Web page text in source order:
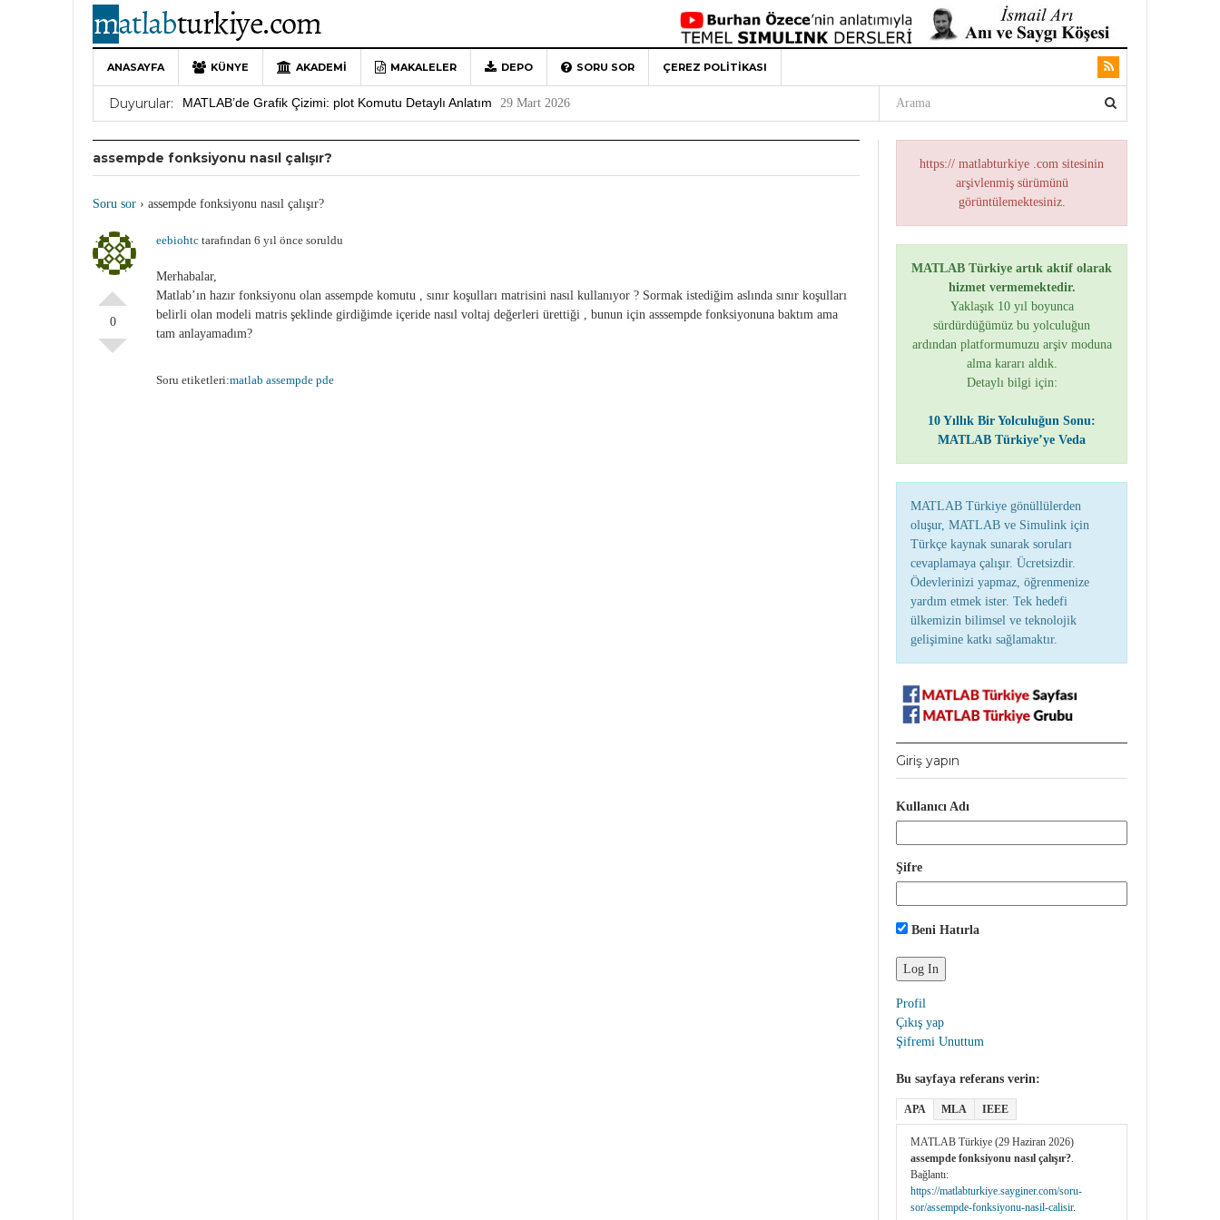
ANASAYFA KÜNYE AKADEMI MAKALELER DEPO SORU SOR ÇEREZ POLITIKASI
Duyurular:
10 Yıllık Bir Yolculuğun Sonu: MATLAB Türkiye’ye Veda 4 Mayıs 2026
MATLAB’de Grafik Çizimi: plot Komutu Detaylı Anlatım 29 Mart 2026
MATLAB Türkiye Live Editor Kullanım Rehberi
assempde fonksiyonu nasıl çalışır?
Soru sor › assempde fonksiyonu nasıl çalışır?
0
eebiohtc tarafından 6 yıl önce soruldu
Merhabalar,
Matlab’ın hazır fonksiyonu olan assempde komutu , sınır koşulları matrisini nasıl kullanıyor ? Sormak istediğim aslında sınır koşulları
belirli olan modeli matris şeklinde girdiğimde içeride nasıl voltaj değerleri ürettiği , bunun için asssempde fonksiyonuna baktım ama
tam anlayamadım?
Soru etiketleri:matlab assempde pde
https:// matlabturkiye .com sitesinin
arşivlenmiş sürümünü
görüntülemektesiniz.
MATLAB Türkiye artık aktif olarak
hizmet vermemektedir.
Yaklaşık 10 yıl boyunca
sürdürdüğümüz bu yolculuğun
ardından platformumuzu arşiv moduna
alma kararı aldık.
Detaylı bilgi için:
10 Yıllık Bir Yolculuğun Sonu:
MATLAB Türkiye’ye Veda
MATLAB Türkiye gönüllülerden
oluşur, MATLAB ve Simulink için
Türkçe kaynak sunarak soruları
cevaplamaya çalışır. Ücretsizdir.
Ödevlerinizi yapmaz, öğrenmenize
yardım etmek ister. Tek hedefi
ülkemizin bilimsel ve teknolojik
gelişimine katkı sağlamaktır.
Giriş yapın
Kullanıcı Adı
Şifre
Beni Hatırla
Profil
Çıkış yap
Şifremi Unuttum
Bu sayfaya referans verin:
APA MLA IEEE
MATLAB Türkiye (29 Haziran 2026)
assempde fonksiyonu nasıl çalışır?
Bağlantı:
https://matlabturkiye.sayginer.com/soru-
sor/assempde-fonksiyonu-nasil-calisir.